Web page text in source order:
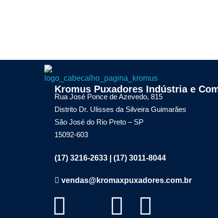
Kromax Puxadores
Kromus Puxadores Indústria e
Rua José Ponce de Azevedo, 815
Distrito Dr. Ulisses da Silveira Guimarães
São José do Rio Preto – SP
15092-603
(17) 3216-2633 | (17) 3011-8044
vendas@kromaxpuxadores.com.br